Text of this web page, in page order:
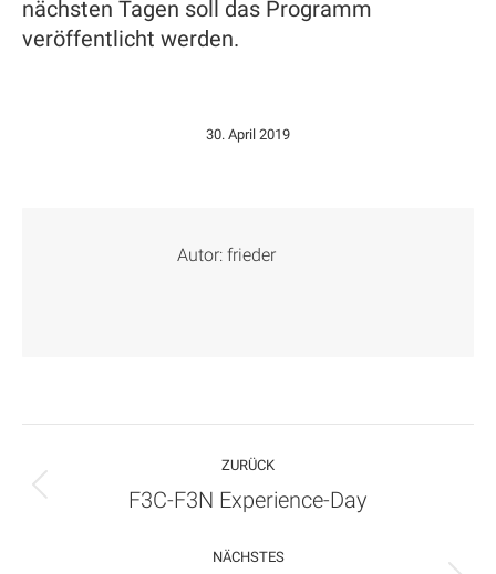
nächsten Tagen soll das Programm
veröffentlicht werden.
30. April 2019
Autor: frieder
Kommentarnavigation
ZURÜCK
Vorheriger
F3C-F3N Experience-Day
NÄCHSTES